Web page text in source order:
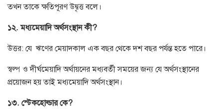
তখন তাকে ক্ষতিপূরণ উদ্বৃত্ত বলে।
১২. মধ্যমেয়াদি অর্থসংস্থান কী?
উত্তর: যে ঋণের মেয়াদকাল এক বছর থেকে দশ বছর পর্যন্ত হতে পারে।
স্বল্প ও দীর্ঘমেয়াদি অর্থায়নের মধ্যবর্তী সময়ের জন্য যে অর্থসংস্থানের
প্রয়োজন হয় তাই মধ্যমেয়াদি অর্থসংস্থান।
১৩. স্টেকহোল্ডার কে?